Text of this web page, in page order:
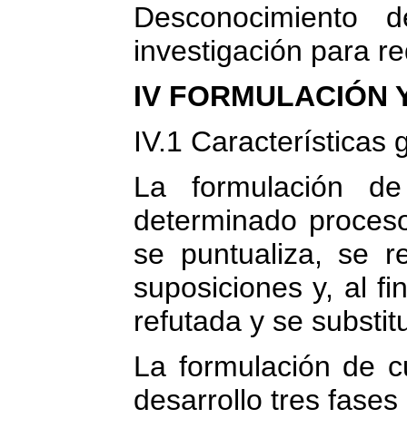
investigación para
IV FORMULACIÓN
IV.1 Características
La formulación
determinado
se puntualiza, se
suposiciones y, al
refutada y se
La formulación de
desarrollo tres